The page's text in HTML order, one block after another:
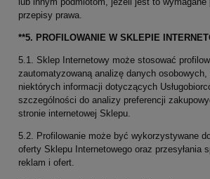
przepisy prawa.
**5. PROFILOWANIE W SKLEPIE
5.1. Sklep Internetowy może stosować
zautomatyzowaną analizę danych
niektórych informacji dotyczących
szczególności do analizy preferencji
stronie internetowej Sklepu.
5.2. Profilowanie może być wykorzystywane
oferty Sklepu Internetowego oraz przesyłania
reklam i ofert.